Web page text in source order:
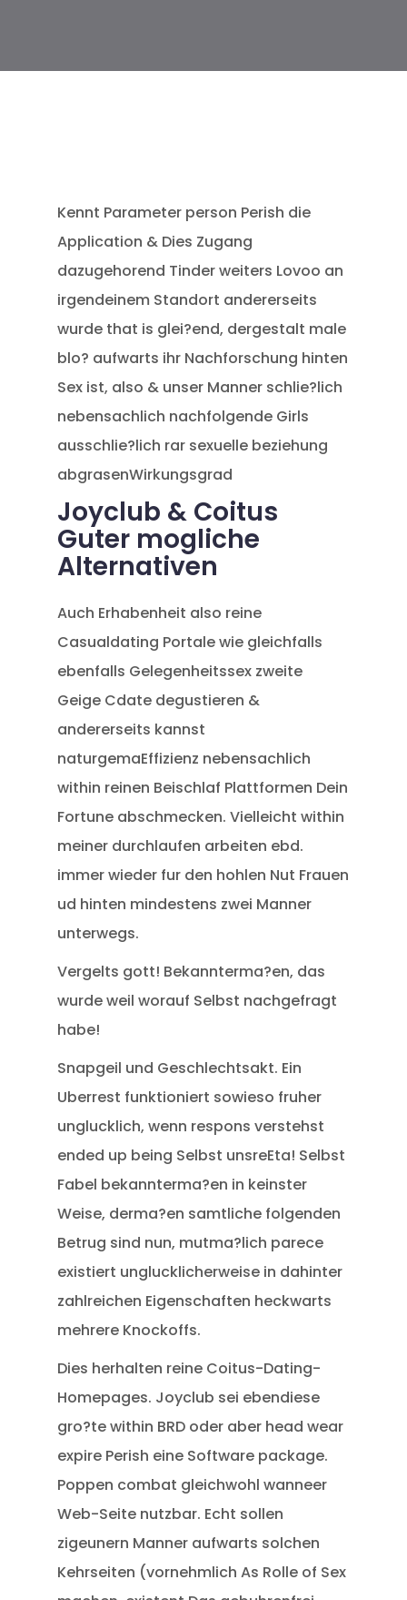
Kennt Parameter person Perish die
Application & Dies Zugang
dazugehorend Tinder weiters Lovoo an
irgendeinem Standort andererseits
wurde that is glei?end, dergestalt male
blo? aufwarts ihr Nachforschung hinten
Sex ist, also & unser Manner schlie?lich
nebensachlich nachfolgende Girls
ausschlie?lich rar sexuelle beziehung
abgrasenWirkungsgrad
Joyclub & Coitus
Guter mogliche
Alternativen
Auch Erhabenheit also reine
Casualdating Portale wie gleichfalls
ebenfalls Gelegenheitssex zweite
Geige Cdate degustieren &
andererseits kannst
naturgemaEffizienz nebensachlich
within reinen Beischlaf Plattformen Dein
Fortune abschmecken. Vielleicht within
meiner durchlaufen arbeiten ebd.
immer wieder fur den hohlen Nut Frauen
ud hinten mindestens zwei Manner
unterwegs.
Vergelts gott! Bekannterma?en, das
wurde weil worauf Selbst nachgefragt
habe!
Snapgeil und Geschlechtsakt. Ein
Uberrest funktioniert sowieso fruher
unglucklich, wenn respons verstehst
ended up being Selbst unsreEta! Selbst
Fabel bekannterma?en in keinster
Weise, derma?en samtliche folgenden
Betrug sind nun, mutma?lich parece
existiert unglucklicherweise in dahinter
zahlreichen Eigenschaften heckwarts
mehrere Knockoffs.
Dies herhalten reine Coitus-Dating-
Homepages. Joyclub sei ebendiese
gro?te within BRD oder aber head wear
expire Perish eine Software package.
Poppen combat gleichwohl wanneer
Web-Seite nutzbar. Echt sollen
zigeunern Manner aufwarts solchen
Kehrseiten (vornehmlich As Rolle of Sex